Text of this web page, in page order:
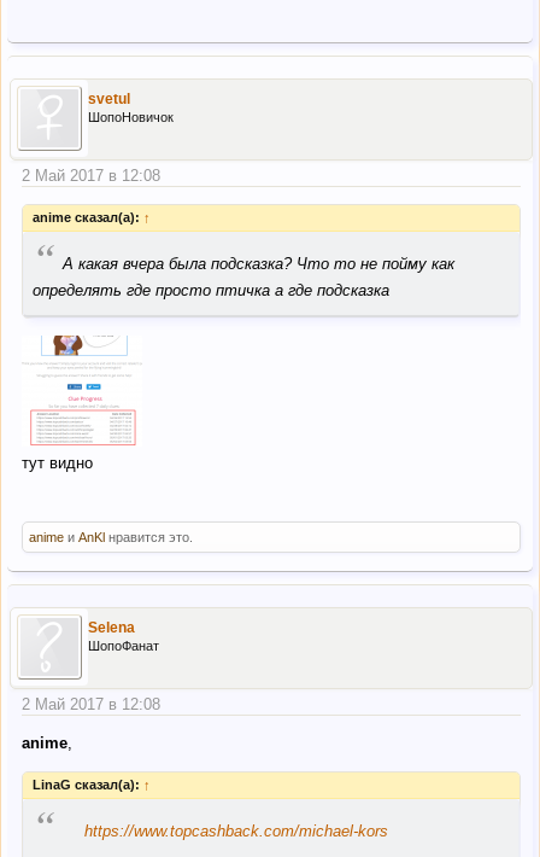
svetul
ШопоНовичок
2 Май 2017 в 12:08
anime сказал(а): ↑
“ А какая вчера была подсказка? Что то не пойму как
определять где просто птичка а где подсказка
тут видно
anime и AnKl нравится это.
Selena
ШопоФанат
2 Май 2017 в 12:08
anime,
LinaG сказал(а): ↑
“ https://www.topcashback.com/michael-kors